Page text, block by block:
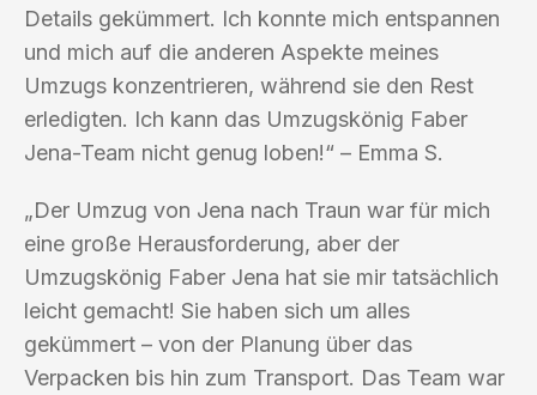
Details gekümmert. Ich konnte mich entspannen
und mich auf die anderen Aspekte meines
Umzugs konzentrieren, während sie den Rest
erledigten. Ich kann das Umzugskönig Faber
Jena-Team nicht genug loben!“ – Emma S.
„Der Umzug von Jena nach Traun war für mich
eine große Herausforderung, aber der
Umzugskönig Faber Jena hat sie mir tatsächlich
leicht gemacht! Sie haben sich um alles
gekümmert – von der Planung über das
Verpacken bis hin zum Transport. Das Team war